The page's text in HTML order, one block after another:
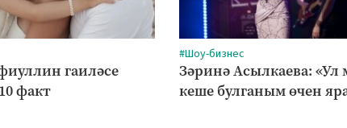
гаиләсе
факт
#Шоу-бизнес
Зәринә Асылкаева: «Ул
кеше булганым өчен